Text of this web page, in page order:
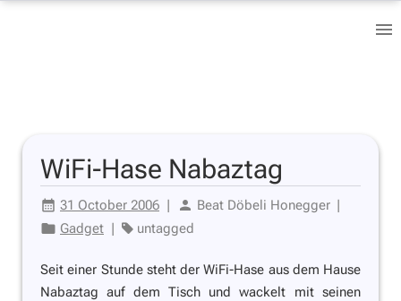
WiFi-Hase Nabaztag
31 October 2006 | Beat Döbeli Honegger |
Gadget | untagged
Seit einer Stunde steht derWiFi-Hase aus dem Hause
Nabaztag auf dem Tisch und wackelt mit seinen